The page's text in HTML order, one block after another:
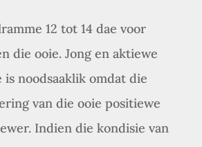
12 tot 14 dae voor
die ooie. Jong en aktiewe
is noodsaaklik omdat die
van die ooie positiewe
Indien die kondisie van